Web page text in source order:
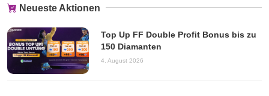
Neueste Aktionen
Top Up FF Double Profit Bonus bis zu
150 Diamanten
4. August 2026